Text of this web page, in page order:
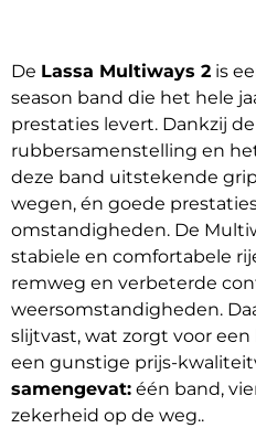
De Lassa Multiways 2 is
season band die het hele
prestaties levert. Dankzij
rubbersamenstelling en
deze band uitstekende
wegen, én goede
omstandigheden. De
stabiele en comfortabele
remweg en verbeterde
weersomstandigheden.
slijtvast, wat zorgt voor
een gunstige prijs-
samengevat: één band,
zekerheid op de weg..